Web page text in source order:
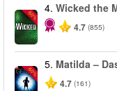
-50%
4. Wicked the
4.7 (855)
-50%
5. Matilda –
4.7 (161)